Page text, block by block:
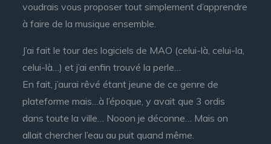
voudrais vous proposer tout simplement d’apprendre
à faire de la musique ensemble.
J’ai fait le tour des logiciels de MAO (celui-là, celui-la,
celui-là…) et j’ai enfin trouvé la perle…
En fait, j’aurai rêvé étant jeune de ce genre de
plateforme mais…à l’époque, y avait que 3 ordis
dans toute la ville… Nooon je déconne… Mais on
allait chercher l’eau au puit quand même.